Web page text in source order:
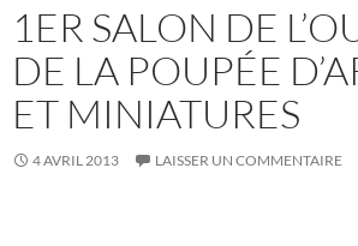
1ER SALON DE
DE LA POUPÉE
ET MINIATURES
4 AVRIL 2013 LAISSER UN COMMENTAIRE